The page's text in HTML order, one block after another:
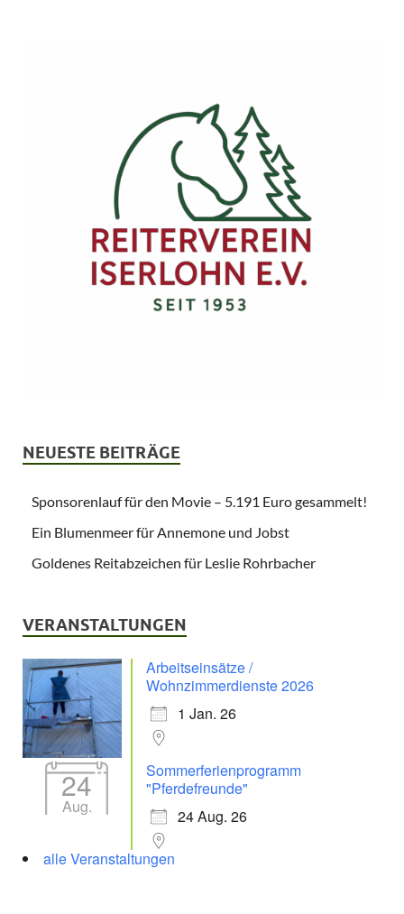
NEUESTE BEITRÄGE
Sponsorenlauf für den Movie – 5.191 Euro gesammelt!
Ein Blumenmeer für Annemone und Jobst
Goldenes Reitabzeichen für Leslie Rohrbacher
VERANSTALTUNGEN
Arbeitseinsätze /
Wohnzimmerdienste 2026
1 Jan. 26
24
Aug.
Sommerferienprogramm
"Pferdefreunde"
24 Aug. 26
alle Veranstaltungen